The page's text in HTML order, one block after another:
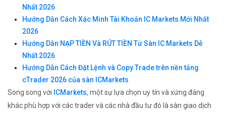
Nhất 2026
Hướng Dẫn Cách Xác Minh Tài Khoản IC Markets Mới Nhất
2026
Hướng Dẫn NẠP TIỀN Và RÚT TIỀN Từ Sàn IC Markets Dễ
Nhất 2026
Hướng Dẫn Cách Đặt Lệnh và Copy Trade trên nền tảng
cTrader 2026 của sàn ICMarkets
Song song với ICMarkets, một sự lựa chọn uy tín và xứng đáng
khác phù hợp với các trader và các nhà đầu tư đó là sàn giao dịch